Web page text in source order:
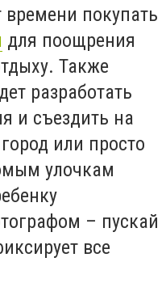
покупать
для поощрения
Также
разработать
и съездить на
или просто
улочкам
– пускай
все